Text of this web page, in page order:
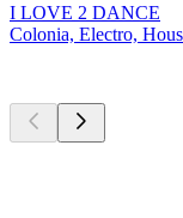
I LOVE 2 DANCE
Colonia, Electro,